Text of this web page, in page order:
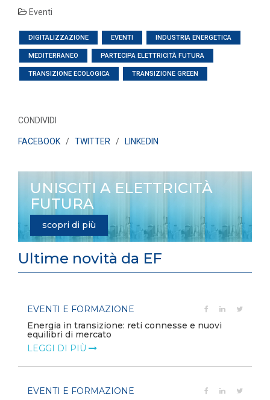
Eventi
DIGITALIZZAZIONE EVENTI INDUSTRIA ENERGETICA
MEDITERRANEO PARTECIPA ELETTRICITÀ FUTURA
TRANSIZIONE ECOLOGICA TRANSIZIONE GREEN
CONDIVIDI
FACEBOOK/ TWITTER / LINKEDIN
UNISCITI A ELETTRICITÀ
FUTURA
scopri di più
Ultime novità da EF
EVENTI E FORMAZIONE
Energia in transizione: reti connesse e nuovi
equilibri di mercato
LEGGI DI PIÙ
EVENTI E FORMAZIONE